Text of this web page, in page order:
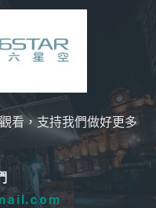
看，支持我們做好更多